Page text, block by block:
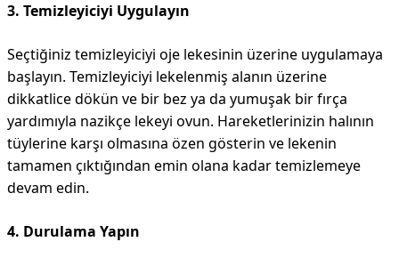
3. Temizleyiciyi Uygulayın
Seçtiğiniz temizleyiciyi oje lekesinin üzerine uygulamaya
başlayın. Temizleyiciyi lekelenmiş alanın üzerine
dikkatlice dökün ve bir bez ya da yumuşak bir fırça
yardımıyla nazikçe lekeyi ovun. Hareketlerinizin halının
tüylerine karşı olmasına özen gösterin ve lekenin
tamamen çıktığından emin olana kadar temizlemeye
devam edin.
4. Durulama Yapın